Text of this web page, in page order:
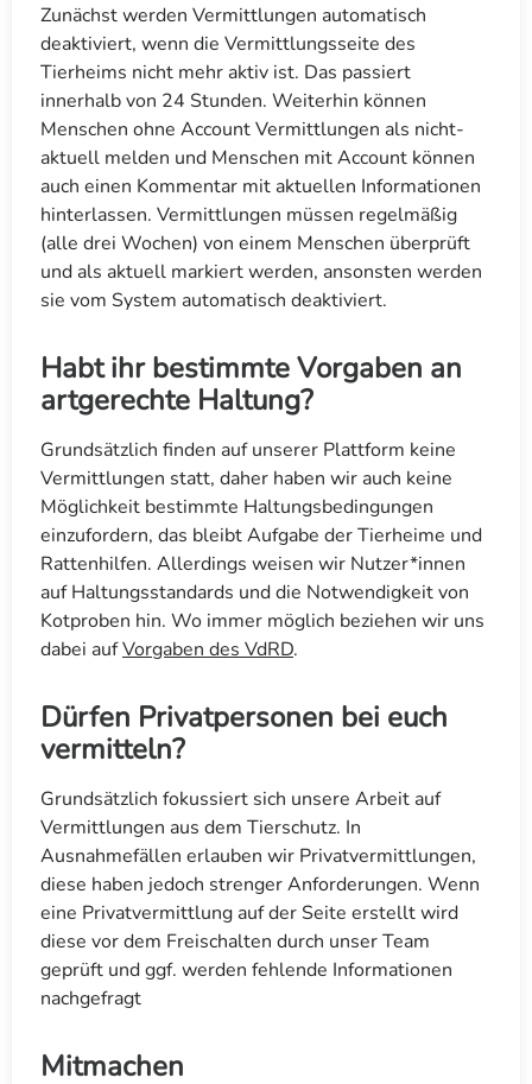
Zunächst werden Vermittlungen automatisch
deaktiviert, wenn die Vermittlungsseite des
Tierheims nicht mehr aktiv ist. Das passiert
innerhalb von 24 Stunden. Weiterhin können
Menschen ohne Account Vermittlungen als nicht-
aktuell melden und Menschen mit Account können
auch einen Kommentar mit aktuellen Informationen
hinterlassen. Vermittlungen müssen regelmäßig
(alle drei Wochen) von einem Menschen überprüft
und als aktuell markiert werden, ansonsten werden
sie vom System automatisch deaktiviert.
Habt ihr bestimmte Vorgaben an
artgerechte Haltung?
Grundsätzlich finden auf unserer Plattform keine
Vermittlungen statt, daher haben wir auch keine
Möglichkeit bestimmte Haltungsbedingungen
einzufordern, das bleibt Aufgabe der Tierheime und
Rattenhilfen. Allerdings weisen wir Nutzer*innen
auf Haltungsstandards und die Notwendigkeit von
Kotproben hin. Wo immer möglich beziehen wir uns
dabei aufVorgaben des VdRD.
Dürfen Privatpersonen bei euch
vermitteln?
Grundsätzlich fokussiert sich unsere Arbeit auf
Vermittlungen aus dem Tierschutz. In
Ausnahmefällen erlauben wir Privatvermittlungen,
diese haben jedoch strenger Anforderungen. Wenn
eine Privatvermittlung auf der Seite erstellt wird
diese vor dem Freischalten durch unser Team
geprüft und ggf. werden fehlende Informationen
nachgefragt
Mitmachen